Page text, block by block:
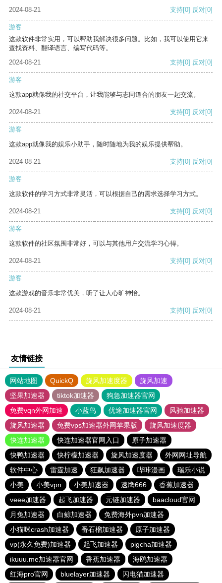
2024-08-21
支持[0] 反对[0]
游客
这款软件非常实用，可以帮助我解决很多问题。比如，我可以使用它来
查找资料、翻译语言、编写代码等。
2024-08-21
支持[0] 反对[0]
游客
这款app就像我的社交平台，让我能够与志同道合的朋友一起交流。
2024-08-21 支持[0] 反对[0]
游客
这款app就像我的娱乐小助手，随时随地为我的娱乐提供帮助。
2024-08-21 支持[0] 反对[0]
游客
这款软件的学习方式非常灵活，可以根据自己的需求选择学习方式。
2024-08-21 支持[0] 反对[0]
游客
这款软件的社区氛围非常好，可以与其他用户交流学习心得。
2024-08-21 支持[0] 反对[0]
游客
这款游戏的音乐非常优美，听了让人心旷神怡。
2024-08-21 支持[0] 反对[0]
友情链接
网站地图 QuickQ 旋风加速度器
旋风加速
坚果加速器
tiktok加速器
狗急加速器官网
免费vqn外网加速
小蓝鸟 优途加速器官网
风驰加速器
旋风加速器
免费vps加速器外网苹果版
旋风加速度器
快连加速器
快连加速器官网入口
原子加速器
快鸭加速器
快柠檬加速器 旋风加速度器
外网网址导航
软件中心
雷霆加速 狂飙加速器 哔咔漫画
瑞乐小说
小美
小美vpn 小美加速器 速鹰666
香蕉加速器
veee加速器
起飞加速器 元链加速器
baacloud官网
月兔加速器
白鲸加速器
免费海外pvn加速器
小猫咪crash加速器
番石榴加速器
原子加速器
vp(永久免费)加速器
起飞加速器
pigcha加速器
ikuuu.me加速器官网
香蕉加速器
海鸥加速器
红海pro官网
bluelayer加速器 闪电猫加速器